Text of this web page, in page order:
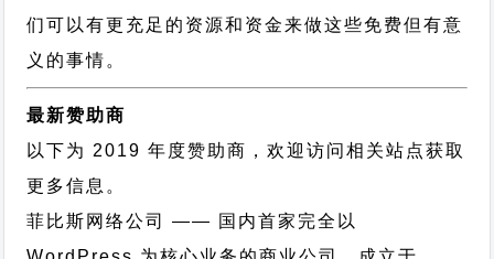
们可以有更充足的资源和资金来做这些免费但有意
义的事情。
最新赞助商
以下为 2019 年度赞助商，欢迎访问相关站点获取
更多信息。
菲比斯网络公司
—— 国内首家完全以